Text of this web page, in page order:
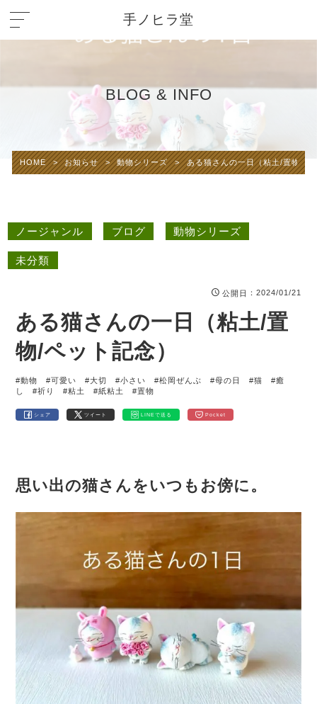
手ノヒラ堂
BLOG & INFO
HOME > お知らせ > 動物シリーズ > ある猫さんの一日（粘土/置物/ペ
ノージャンル ブログ 動物シリーズ
未分類
公開日 ：2024/01/21
ある猫さんの一日（粘土/置
物/ペット記念）
#動物 #可愛い #大切 #小さい #松岡ぜんぶ #母の日 #猫
#癒
し
#祈り #粘土 #紙粘土 #置物
シェア ツイート LINEで送る Pocket
思い出の猫さんをいつもお傍に。